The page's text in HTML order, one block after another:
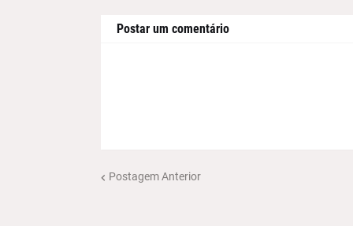
Postar um comentário
Postagem Anterior